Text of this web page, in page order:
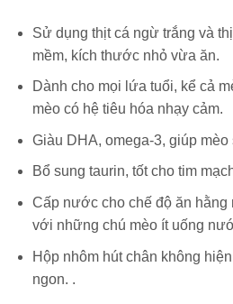
Sử dụng thịt cá ngừ trắng và
mềm, kích thước nhỏ vừa ăn.
Dành cho mọi lứa tuổi, kể cả
mèo có hệ tiêu hóa nhạy cảm.
Giàu DHA, omega-3, giúp
Bổ sung taurin, tốt cho tim
Cấp nước cho chế độ ăn hằng
với những chú mèo ít uống
Hộp nhôm hút chân không
ngon. .